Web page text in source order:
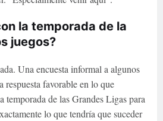
la temporada de la
juegos?
Una encuesta informal a algunos
respuesta favorable en lo que
temporada de las Grandes Ligas para
lo que tendría que suceder